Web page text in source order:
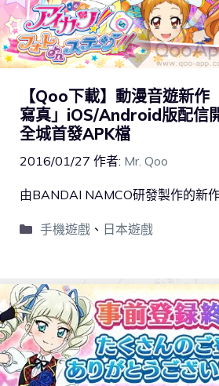
【Qoo下載】動漫音遊新作
寫真」iOS/Android版配信
全城首發APK檔
2016/01/27 作者: Mr. Qoo
由BANDAI NAMCO研發製作的新
手機遊戲、 日本遊戲